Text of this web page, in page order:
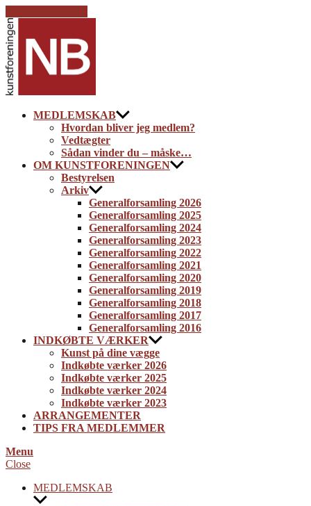
MEDLEMSKAB
Hvordan bliver jeg medlem?
Vedtægter
Sådan vinder du – måske…
OM KUNSTFORENINGEN
Bestyrelsen
Arkiv
Generalforsamling 2026
Generalforsamling 2025
Generalforsamling 2024
Generalforsamling 2023
Generalforsamling 2022
Generalforsamling 2021
Generalforsamling 2020
Generalforsamling 2019
Generalforsamling 2018
Generalforsamling 2017
Generalforsamling 2016
INDKØBTE VÆRKER
Kunst på dine vægge
Indkøbte værker 2026
Indkøbte værker 2025
Indkøbte værker 2024
Indkøbte værker 2023
ARRANGEMENTER
TIPS FRA MEDLEMMER
Menu
Close
MEDLEMSKAB
Show